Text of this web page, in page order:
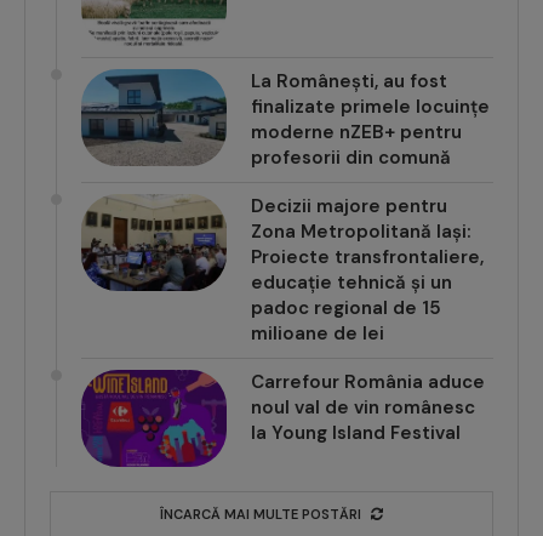
La Românești, au fost
finalizate primele locuințe
moderne nZEB+ pentru
profesorii din comună
Decizii majore pentru
Zona Metropolitană Iași:
Proiecte transfrontaliere,
educație tehnică și un
padoc regional de 15
milioane de lei
Carrefour România aduce
noul val de vin românesc
la Young Island Festival
ÎNCARCĂ MAI MULTE POSTĂRI